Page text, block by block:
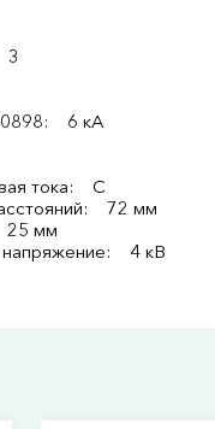
3
6 кА
тока: C
72 мм
25 мм
напряжение: 4 кВ